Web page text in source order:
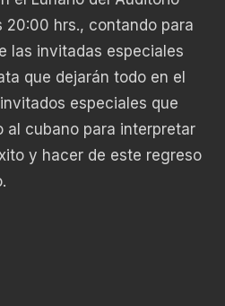
20:00 hrs., contando para
las invitadas especiales
que dejarán todo en el
especiales que
al cubano para interpretar
y hacer de este regreso